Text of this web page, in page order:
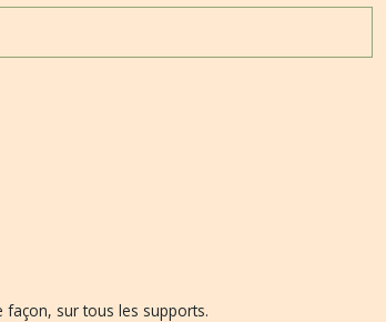
façon, sur tous les supports.